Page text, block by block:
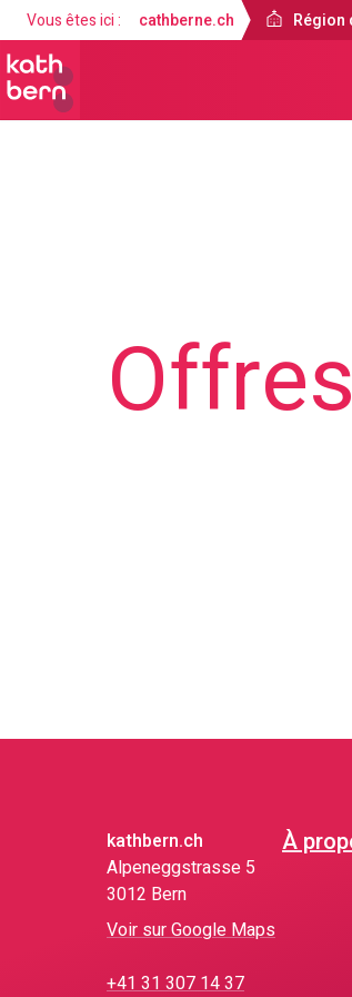
Vous êtes ici : cathberne.ch Région
kathbern.ch
Alpeneggstrasse 5
3012 Bern
Voir sur Google Maps
+41 31 307 14 37
À